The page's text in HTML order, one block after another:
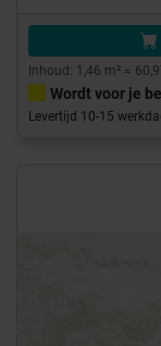
Inhoud: 1,46 m² =
Wordt voor je
Levertijd 10-15